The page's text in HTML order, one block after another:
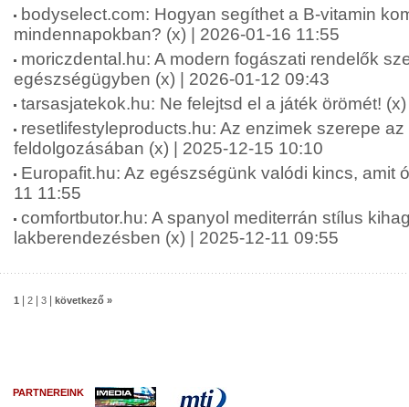
bodyselect.com: Hogyan segíthet a B-vitamin
mindennapokban? (x) | 2026-01-16 11:55
moriczdental.hu: A modern fogászati rendelők
egészségügyben (x) | 2026-01-12 09:43
tarsasjatekok.hu: Ne felejtsd el a játék örömét!
resetlifestyleproducts.hu: Az enzimek szerepe
feldolgozásában (x) | 2025-12-15 10:10
Europafit.hu: Az egészségünk valódi kincs, amit
11 11:55
comfortbutor.hu: A spanyol mediterrán stílus
lakberendezésben (x) | 2025-12-11 09:55
1 2 3 következő »
PARTNEREINK